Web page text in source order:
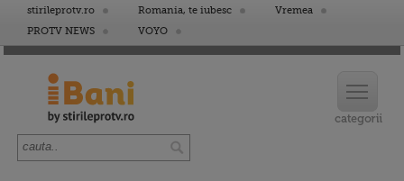
stirileprotv.ro Romania, te iubesc
Vremea
PROTV NEWS
VOYO